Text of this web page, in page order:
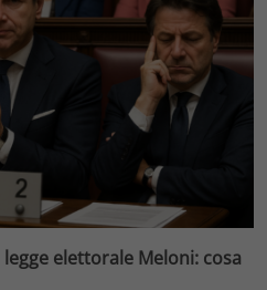
elettorale Meloni: cosa